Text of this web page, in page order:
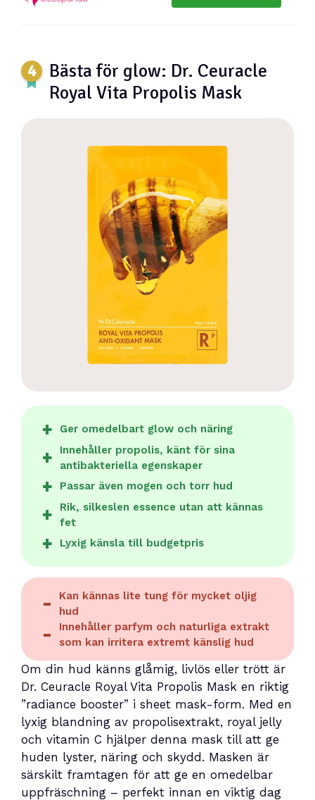
Bästa för glow: Dr. Ceuracle
Royal Vita Propolis Mask
Ger omedelbart glow och näring
Innehåller propolis, känt för sina
antibakteriella egenskaper
Passar även mogen och torr hud
Rik, silkeslen essence utan att kännas
fet
Lyxig känsla till budgetpris
Kan kännas lite tung för mycket oljig
hud
Innehåller parfym och naturliga extrakt
som kan irritera extremt känslig hud
Om din hud känns glåmig, livlös eller trött är
Dr. Ceuracle Royal Vita Propolis Mask en riktig
”radiance booster” i sheet mask-form. Med en
lyxig blandning av propolisextrakt, royal jelly
och vitamin C hjälper denna mask till att ge
huden lyster, näring och skydd. Masken är
särskilt framtagen för att ge en omedelbar
uppfräschning – perfekt innan en viktig dag